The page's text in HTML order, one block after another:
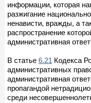
информации, которая
разжигание
ненависти, вражды, а
распространение
административная
В статье 6.21 Кодекса
административных
административная
пропагандой
среди